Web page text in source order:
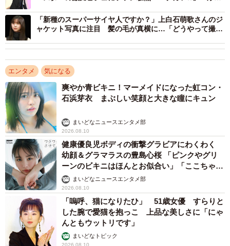
「新種のスーパーサイヤ人ですか？」上白石萌歌さんのジ
ャケット写真に注目 髪の毛が真横に…「どうやって撮っ
エンタメ 気になる
爽やか青ビキニ！マーメイドになった虹コン・
石浜芽衣 まぶしい笑顔と大きな瞳にキュン
まいどなニュースエンタメ部
2026.08.10
健康優良児ボディの衝撃グラビアにわくわく
幼顔＆グラマラスの豊島心桜 「ピンクやグリ
ーンのビキニはほんとお似合い」「ここちゃん
天使 また可愛くなった」
まいどなニュースエンタメ部
2026.08.10
「嗚呼、猫になりたひ」 51歳女優 すらりと
した腕で愛猫を抱っこ 上品な美しさに「にゃ
んともウットリです」
まいどなトピック
2026.08.10